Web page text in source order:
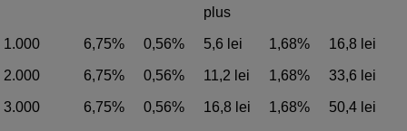
plus
1.000 6,75% 0,56% 5,6 lei 1,68% 16,8 lei
2.000 6,75% 0,56% 11,2 lei 1,68% 33,6 lei
3.000 6,75% 0,56% 16,8 lei 1,68% 50,4 lei